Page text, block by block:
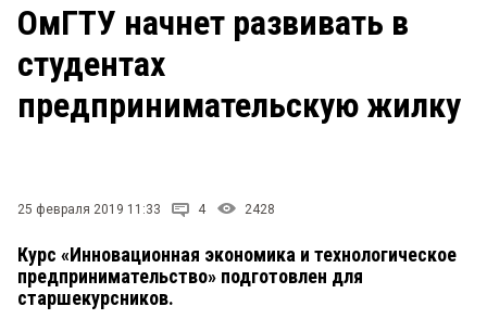
ЗАКОН
НОВОСТИ КОМПАНИЙ
Рейтинги
Архив
ОмГТУ начнет развивать в
студентах
предпринимательскую жилку
25 февраля 2019 11:33 4 2428
Курс «Инновационная экономика и технологическое
предпринимательство» подготовлен для
старшекурсников.